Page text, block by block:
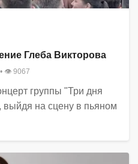
Глеба Викторова
• 👁 9067
группы "Три дня
выйдя на сцену в пьяном